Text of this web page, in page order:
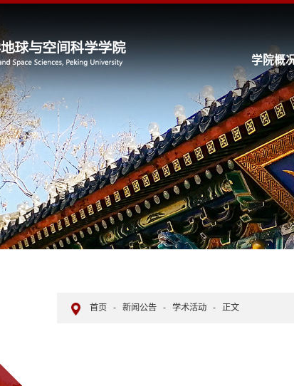
学院概
首页 - 新闻公告 - 学术活动 - 正文